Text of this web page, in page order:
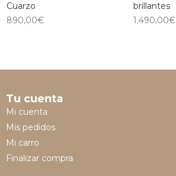
Cuarzo
890,00€
brillantes
1.490,00€
Tu cuenta
Mi cuenta
Mis pedidos
Mi carro
Finalizar compra